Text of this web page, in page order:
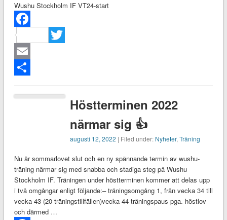
Wushu Stockholm IF VT24-start
Facebook
Twitter
Email
Höstterminen 2022
närmar sig 👍
augusti 12, 2022 | Filed under: Nyheter,Träning
Nu är sommarlovet slut och en ny spännande termin av wushu-
träning närmar sig med snabba och stadiga steg på Wushu
Stockholm IF. Träningen under höstterminen kommer att delas upp
i två omgångar enligt följande:– träningsomgång 1, från vecka 34 till
vecka 43 (20 träningstillfällen)vecka 44 träningspaus pga. höstlov
och därmed …